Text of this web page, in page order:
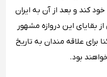
کند و بعد از آن به ایران
بقایای این دروازه مشهور
برای علاقه مندان به تاریخ
بود.